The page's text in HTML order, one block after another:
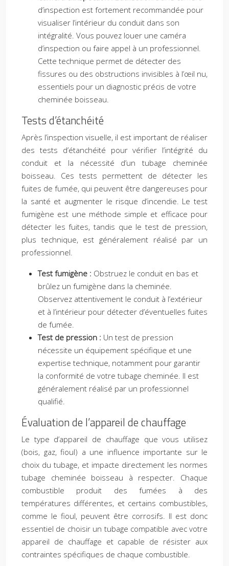
d’inspection est fortement recommandée pour
visualiser l’intérieur du conduit dans son
intégralité. Vous pouvez louer une caméra
d’inspection ou faire appel à un professionnel.
Cette technique permet de détecter des
fissures ou des obstructions invisibles à l’œil nu,
essentiels pour un diagnostic précis de votre
cheminée boisseau.
Tests d’étanchéité
Après l’inspection visuelle, il est important de réaliser
des tests d’étanchéité pour vérifier l’intégrité du
conduit et la nécessité d’un tubage cheminée
boisseau. Ces tests permettent de détecter les
fuites de fumée, qui peuvent être dangereuses pour
la santé et augmenter le risque d’incendie. Le test
fumigène est une méthode simple et efficace pour
détecter les fuites, tandis que le test de pression,
plus technique, est généralement réalisé par un
professionnel.
Test fumigène : Obstruez le conduit en bas et
brûlez un fumigène dans la cheminée.
Observez attentivement le conduit à l’extérieur
et à l’intérieur pour détecter d’éventuelles fuites
de fumée.
Test de pression : Un test de pression
nécessite un équipement spécifique et une
expertise technique, notamment pour garantir
la conformité de votre tubage cheminée. Il est
généralement réalisé par un professionnel
qualifié.
Évaluation de l’appareil de chauffage
Le type d’appareil de chauffage que vous utilisez
(bois, gaz, fioul) a une influence importante sur le
choix du tubage, et impacte directement les normes
tubage cheminée boisseau à respecter. Chaque
combustible produit des fumées à des
températures différentes, et certains combustibles,
comme le fioul, peuvent être corrosifs. Il est donc
essentiel de choisir un tubage compatible avec votre
appareil de chauffage et capable de résister aux
contraintes spécifiques de chaque combustible.